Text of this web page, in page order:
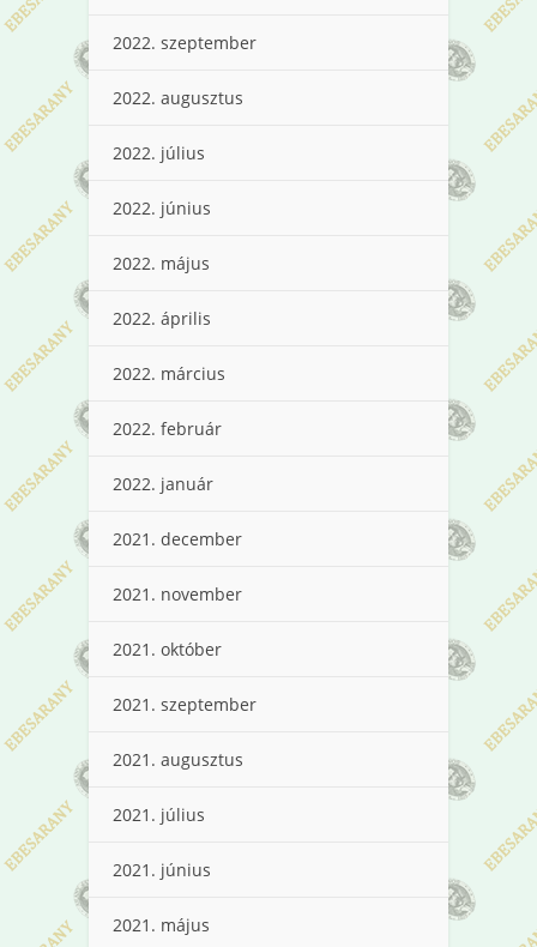
2022. szeptember
2022. augusztus
2022. július
2022. június
2022. május
2022. április
2022. március
2022. február
2022. január
2021. december
2021. november
2021. október
2021. szeptember
2021. augusztus
2021. július
2021. június
2021. május